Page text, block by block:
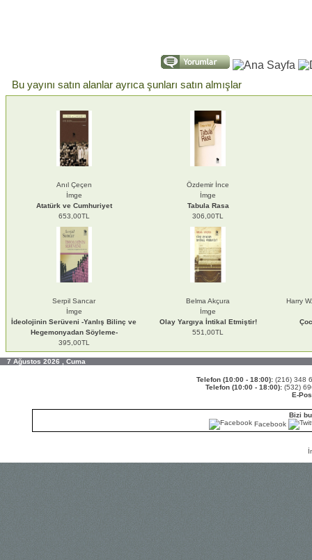
Bu yayını satın alanlar ayrıca şunları satın almışlar
Anıl Çeçen
İmge
Atatürk ve Cumhuriyet
653,00TL
Özdemir İnce
İmge
Tabula Rasa
306,00TL
Serpil Sancar
İmge
İdeolojinin Serüveni -Yanlış Bilinç ve
Hegemonyadan Söyleme-
395,00TL
Belma Akçura
İmge
Olay Yargıya İntikal Etmiştir!
551,00TL
Harry
7 Ağustos 2026 , Cuma
Telefon (10:00 - 18:00):(216)
Telefon (10:00 - 18:00): (532)
E-
Bizi
Facebook